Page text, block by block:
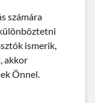
számára
ismerik,
akkor
Önnel.